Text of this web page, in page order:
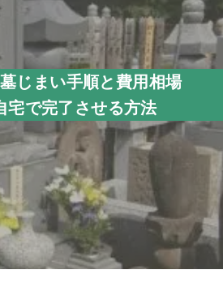
じまい手順と費用相場
宅で完了させる方法